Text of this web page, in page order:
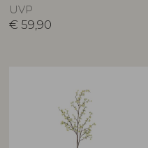
UVP
€ 59,90